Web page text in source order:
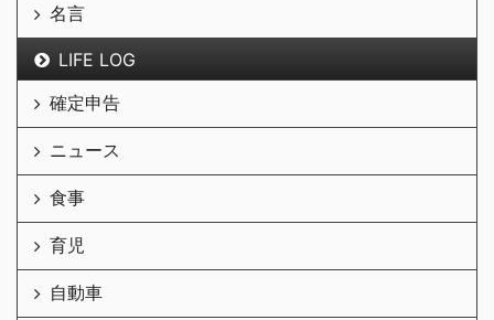
名言
LIFE LOG
確定申告
ニュース
食事
育児
自動車